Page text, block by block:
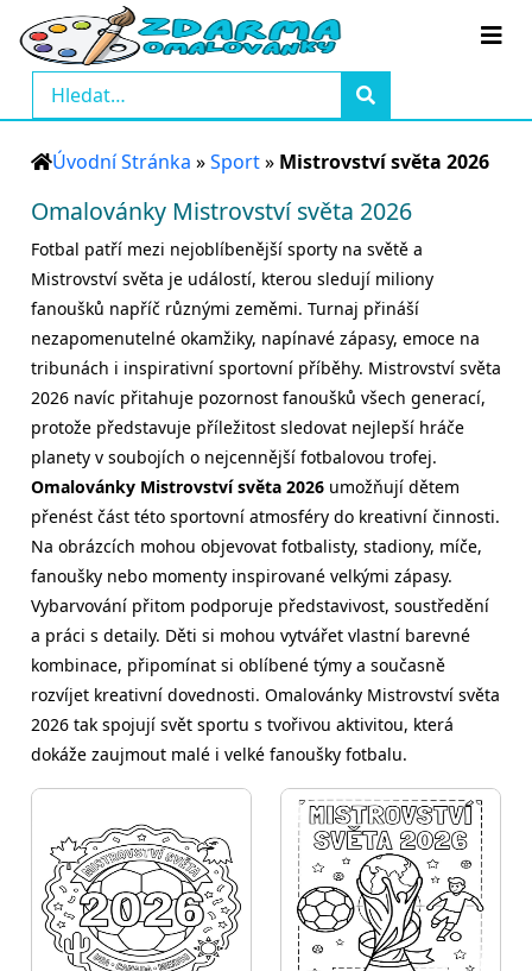
Úvodní Stránka »Sport» Mistrovství světa 2026
Omalovánky Mistrovství světa 2026
Fotbal patří mezi nejoblíbenější sporty na světě a
Mistrovství světa je událostí, kterou sledují miliony
fanoušků napříč různými zeměmi. Turnaj přináší
nezapomenutelné okamžiky, napínavé zápasy, emoce na
tribunách i inspirativní sportovní příběhy. Mistrovství světa
2026 navíc přitahuje pozornost fanoušků všech generací,
protože představuje příležitost sledovat nejlepší hráče
planety v soubojích o nejcennější fotbalovou trofej.
Omalovánky Mistrovství světa 2026 umožňují dětem
přenést část této sportovní atmosféry do kreativní činnosti.
Na obrázcích mohou objevovat fotbalisty, stadiony, míče,
fanoušky nebo momenty inspirované velkými zápasy.
Vybarvování přitom podporuje představivost, soustředění
a práci s detaily. Děti si mohou vytvářet vlastní barevné
kombinace, připomínat si oblíbené týmy a současně
rozvíjet kreativní dovednosti. Omalovánky Mistrovství světa
2026 tak spojují svět sportu s tvořivou aktivitou, která
dokáže zaujmout malé i velké fanoušky fotbalu.